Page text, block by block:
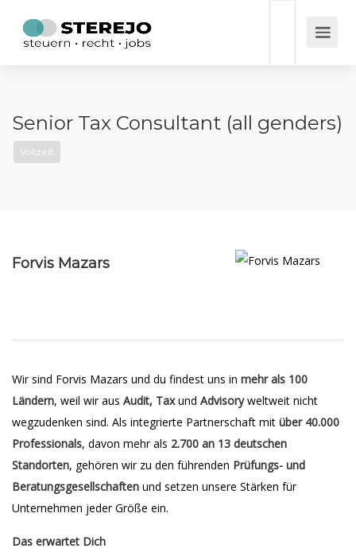
Senior Tax Consultant (all genders)
Vollzeit
Forvis Mazars
Wir sind Forvis Mazars und du findest uns in mehr als 100
Ländern, weil wir aus Audit, Taxund Advisoryweltweit nicht
wegzudenken sind. Als integrierte Partnerschaft mit über 40.000
Professionals, davon mehr als 2.700 an 13 deutschen
Standorten, gehören wir zu den führenden Prüfungs- und
Beratungsgesellschaften und setzen unsere Stärken für
Unternehmen jeder Größe ein.
Das erwartet Dich